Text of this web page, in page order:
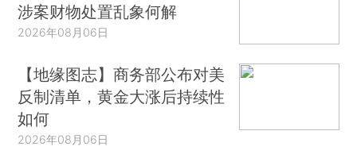
涉案财物处置乱象何解
2026年08月06日
【地缘图志】商务部公布对美
反制清单，黄金大涨后持续性
如何
2026年08月06日